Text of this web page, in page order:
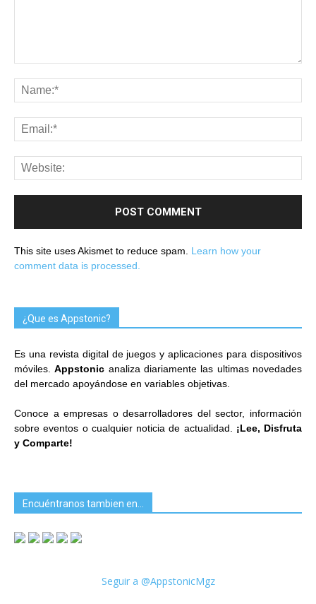
This site uses Akismet to reduce spam. Learn how your
comment data is processed.
¿Que es Appstonic?
Es una revista digital de juegos y aplicaciones para dispositivos
móviles.Appstonic analiza diariamente las ultimas novedades
del mercado apoyándose en variables objetivas.
Conoce a empresas o desarrolladores del sector, información
sobre eventos o cualquier noticia de actualidad. ¡Lee, Disfruta
y Comparte!
Encuéntranos tambien en…
Seguir a @AppstonicMgz